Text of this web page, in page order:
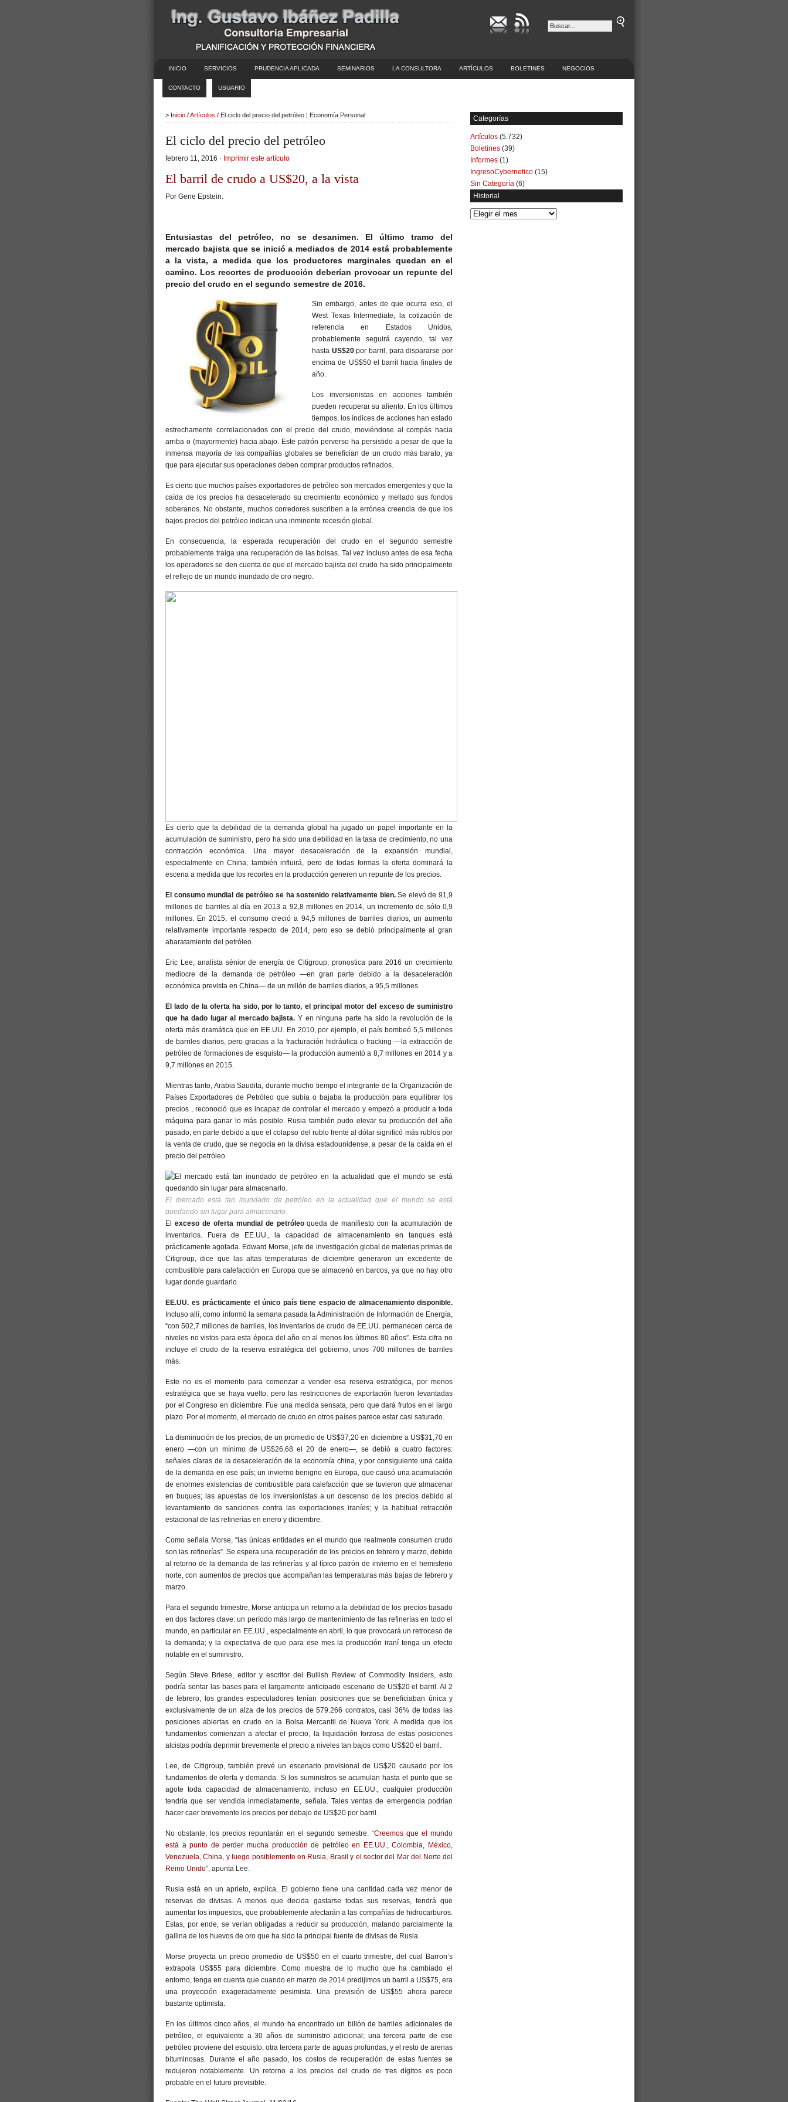
INICIO SERVICIOS PRUDENCIA APLICADA SEMINARIOS LA CONSULTORA ARTÍCULOS BOLETINES NEGOCIOS
CONTACTO USUARIO
> Inicio /Artículos / El ciclo del precio del petróleo | Economía Personal
El ciclo del precio del petróleo
febrero 11, 2016 · Imprimir este artículo
El barril de crudo a US$20, a la vista
Por Gene Epstein.
Entusiastas del petróleo, no se desanimen. El último tramo del
mercado bajista que se inició a mediados de 2014 está probablemente
a la vista, a medida que los productores marginales quedan en el
camino. Los recortes de producción deberían provocar un repunte del
precio del crudo en el segundo semestre de 2016.
Sin embargo, antes de que ocurra eso, el
West Texas Intermediate, la cotización de
referencia en Estados Unidos,
probablemente seguirá cayendo, tal vez
hasta US$20por barril, para dispararse por
encima de US$50 el barril hacia finales de
año.
Los inversionistas en acciones también
pueden recuperar su aliento. En los últimos
tiempos, los índices de acciones han estado
estrechamente correlacionados con el precio del crudo, moviéndose al compás hacia
arriba o (mayormente) hacia abajo. Este patrón perverso ha persistido a pesar de que la
inmensa mayoría de las compañías globales se benefician de un crudo más barato, ya
que para ejecutar sus operaciones deben comprar productos refinados.
Es cierto que muchos países exportadores de petróleo son mercados emergentes y que la
caída de los precios ha desacelerado su crecimiento económico y mellado sus fondos
soberanos. No obstante, muchos corredores suscriben a la errónea creencia de que los
bajos precios del petróleo indican una inminente recesión global.
En consecuencia, la esperada recuperación del crudo en el segundo semestre
probablemente traiga una recuperación de las bolsas. Tal vez incluso antes de esa fecha
los operadores se den cuenta de que el mercado bajista del crudo ha sido principalmente
el reflejo de un mundo inundado de oro negro.
Es cierto que la debilidad de la demanda global ha jugado un papel importante en la
acumulación de suministro, pero ha sido una debilidad en la tasa de crecimiento, no una
contracción económica. Una mayor desaceleración de la expansión mundial,
especialmente en China, también influirá, pero de todas formas la oferta dominará la
escena a medida que los recortes en la producción generen un repunte de los precios.
El consumo mundial de petróleo se ha sostenido relativamente bien.Se elevó de 91,9
millones de barriles al día en 2013 a 92,8 millones en 2014, un incremento de sólo 0,9
millones. En 2015, el consumo creció a 94,5 millones de barriles diarios, un aumento
relativamente importante respecto de 2014, pero eso se debió principalmente al gran
abaratamiento del petróleo.
Eric Lee, analista sénior de energía de Citigroup,pronostica para 2016 un crecimiento
mediocre de la demanda de petróleo —en gran parte debido a la desaceleración
económica prevista en China— de un millón de barriles diarios, a 95,5 millones.
El lado de la oferta ha sido, por lo tanto, el principal motor del exceso de suministro
que ha dado lugar al mercado bajista. Y en ninguna parte ha sido la revolución de la
oferta más dramática que en EE.UU. En 2010, por ejemplo, el país bombeó 5,5 millones
de barriles diarios, pero gracias a la fracturación hidráulica o fracking —la extracción de
petróleo de formaciones de esquisto— la producción aumentó a 8,7 millones en 2014 y a
9,7 millones en 2015.
Mientras tanto, Arabia Saudita, durante mucho tiempo el integrante de la Organización de
Países Exportadores de Petróleo que subía o bajaba la producción para equilibrar los
precios , reconoció que es incapaz de controlar el mercado y empezó a producir a toda
máquina para ganar lo más posible. Rusia también pudo elevar su producción del año
pasado, en parte debido a que el colapso del rublo frente al dólar significó más rublos por
la venta de crudo, que se negocia en la divisa estadounidense, a pesar de la caída en el
precio del petróleo.
El mercado está tan inundado de petróleo en la actualidad que el mundo se está
quedando sin lugar para almacenarlo.
El exceso de oferta mundial de petróleoqueda de manifiesto con la acumulación de
inventarios. Fuera de EE.UU., la capacidad de almacenamiento en tanques está
prácticamente agotada. Edward Morse, jefe de investigación global de materias primas de
Citigroup, dice que las altas temperaturas de diciembre generaron un excedente de
combustible para calefacción en Europa que se almacenó en barcos, ya que no hay otro
lugar donde guardarlo.
EE.UU. es prácticamente el único país tiene espacio de almacenamiento disponible.
Incluso allí, como informó la semana pasada la Administración de Información de Energía,
“con 502,7 millones de barriles, los inventarios de crudo de EE.UU. permanecen cerca de
niveles no vistos para esta época del año en al menos los últimos 80 años”. Esta cifra no
incluye el crudo de la reserva estratégica del gobierno, unos 700 millones de barriles
más.
Este no es el momento para comenzar a vender esa reserva estratégica, por menos
estratégica que se haya vuelto, pero las restricciones de exportación fueron levantadas
por el Congreso en diciembre. Fue una medida sensata, pero que dará frutos en el largo
plazo. Por el momento, el mercado de crudo en otros países parece estar casi saturado.
La disminución de los precios, de un promedio de US$37,20 en diciembre a US$31,70 en
enero —con un mínimo de US$26,68 el 20 de enero—, se debió a cuatro factores:
señales claras de la desaceleración de la economía china, y por consiguiente una caída
de la demanda en ese país; un invierno benigno en Europa, que causó una acumulación
de enormes existencias de combustible para calefacción que se tuvieron que almacenar
en buques; las apuestas de los inversionistas a un descenso de los precios debido al
levantamiento de sanciones contra las exportaciones iraníes; y la habitual retracción
estacional de las refinerías en enero y diciembre.
Como señala Morse, “las únicas entidades en el mundo que realmente consumen crudo
son las refinerías”. Se espera una recuperación de los precios en febrero y marzo, debido
al retorno de la demanda de las refinerías y al típico patrón de invierno en el hemisferio
norte, con aumentos de precios que acompañan las temperaturas más bajas de febrero y
marzo.
Para el segundo trimestre, Morse anticipa un retorno a la debilidad de los precios basado
en dos factores clave: un período más largo de mantenimiento de las refinerías en todo el
mundo, en particular en EE.UU., especialmente en abril, lo que provocará un retroceso de
la demanda; y la expectativa de que para ese mes la producción iraní tenga un efecto
notable en el suministro.
Según Steve Briese, editor y escritor del Bullish Review of Commodity Insiders, esto
podría sentar las bases para el largamente anticipado escenario de US$20 el barril. Al 2
de febrero, los grandes especuladores tenían posiciones que se beneficiaban única y
exclusivamente de un alza de los precios de 579.266 contratos, casi 36% de todas las
posiciones abiertas en crudo en la Bolsa Mercantil de Nueva York. A medida que los
fundamentos comienzan a afectar el precio, la liquidación forzosa de estas posiciones
alcistas podría deprimir brevemente el precio a niveles tan bajos como US$20 el barril.
Lee, de Citigroup, también prevé un escenario provisional de US$20 causado por los
fundamentos de oferta y demanda. Si los suministros se acumulan hasta el punto que se
agote toda capacidad de almacenamiento, incluso en EE.UU., cualquier producción
tendría que ser vendida inmediatamente, señala. Tales ventas de emergencia podrían
hacer caer brevemente los precios por debajo de US$20 por barril.
No obstante, los precios repuntarán en el segundo semestre. “Creemos que el mundo
está a punto de perder mucha producción de petróleo en EE.UU., Colombia, México,
Venezuela, China, y luego posiblemente en Rusia, Brasil y el sector del Mar del Norte del
Reino Unido”, apunta Lee.
Rusia está en un aprieto, explica. El gobierno tiene una cantidad cada vez menor de
reservas de divisas. A menos que decida gastarse todas sus reservas, tendrá que
aumentar los impuestos, que probablemente afectarán a las compañías de hidrocarburos.
Estas, por ende, se verían obligadas a reducir su producción, matando parcialmente la
gallina de los huevos de oro que ha sido la principal fuente de divisas de Rusia.
Morse proyecta un precio promedio de US$50 en el cuarto trimestre, del cual Barron’s
extrapola US$55 para diciembre. Como muestra de lo mucho que ha cambiado el
entorno, tenga en cuenta que cuando en marzo de 2014 predijimos un barril a US$75, era
una proyección exageradamente pesimista. Una previsión de US$55 ahora parece
bastante optimista.
En los últimos cinco años, el mundo ha encontrado un billón de barriles adicionales de
petróleo, el equivalente a 30 años de suministro adicional; una tercera parte de ese
petróleo proviene del esquisto, otra tercera parte de aguas profundas, y el resto de arenas
bituminosas. Durante el año pasado, los costos de recuperación de estas fuentes se
redujeron notablemente. Un retorno a los precios del crudo de tres dígitos es poco
probable en el futuro previsible.
Categorías
Artículos (5.732)
Boletines (39)
Informes (1)
IngresoCybernetico (15)
Sin Categoría (6)
Historial
Historial